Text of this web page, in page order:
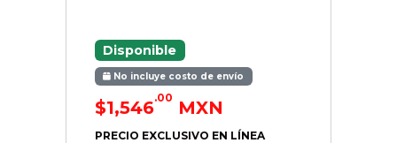
Disponible
No incluye costo de envío
$1,546.00 MXN
PRECIO EXCLUSIVO EN LÍNEA